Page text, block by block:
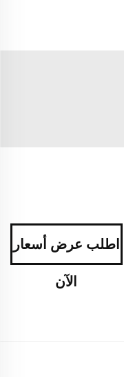
اطلب عرض أسعار
الآن